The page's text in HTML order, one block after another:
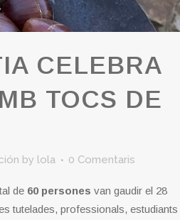
CELEBRA
TOCS DE
by lola 0 Comentaris
de 60 persones van gaudir el 28
tutelades, professionals, estudiants